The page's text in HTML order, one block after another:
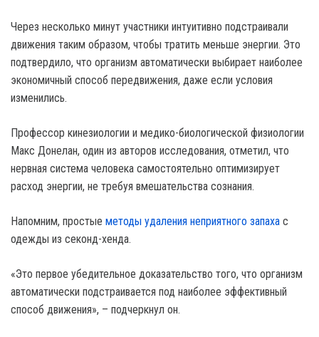
Через несколько минут участники интуитивно подстраивали
движения таким образом, чтобы тратить меньше энергии. Это
подтвердило, что организм автоматически выбирает наиболее
экономичный способ передвижения, даже если условия
изменились.
Профессор кинезиологии и медико-биологической физиологии
Макс Донелан, один из авторов исследования, отметил, что
нервная система человека самостоятельно оптимизирует
расход энергии, не требуя вмешательства сознания.
Напомним, простые методы удаления неприятного запаха с
одежды из секонд-хенда.
«Это первое убедительное доказательство того, что организм
автоматически подстраивается под наиболее эффективный
способ движения», – подчеркнул он.